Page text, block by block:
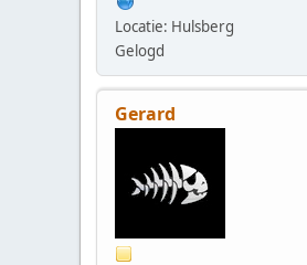
Locatie: Hulsberg
Gelogd
Gerard